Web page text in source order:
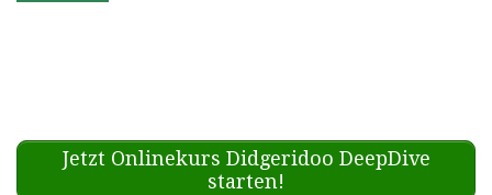
Jetzt Onlinekurs Didgeridoo DeepDive
starten!